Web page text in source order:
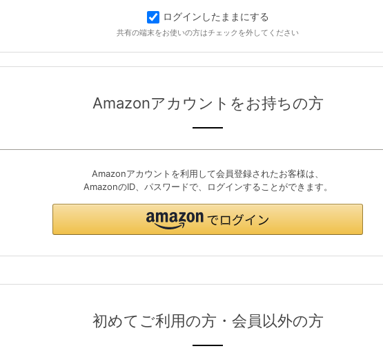
ログインしたままにする
共有の端末をお使いの方はチェックを外してください
Amazonアカウントをお持ちの方
Amazonアカウントを利用して会員登録されたお客様は、
AmazonのID、パスワードで、ログインすることができます。
初めてご利用の方・会員以外の方